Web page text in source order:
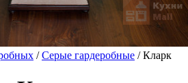
/Серые гардеробные / Кларк